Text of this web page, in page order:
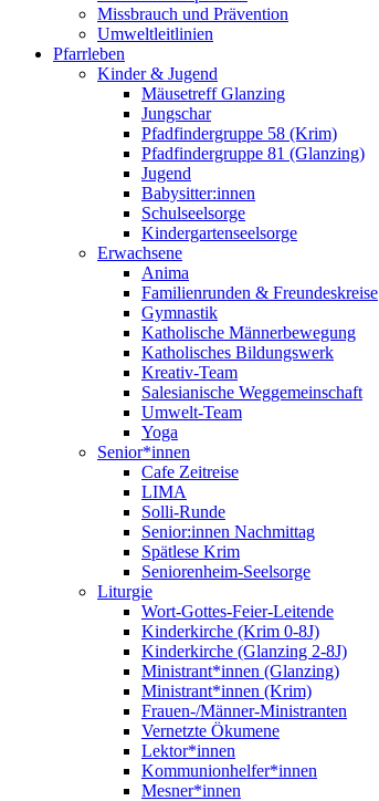
Missbrauch und Prävention
Umweltleitlinien
Pfarrleben
Kinder & Jugend
Mäusetreff Glanzing
Jungschar
Pfadfindergruppe 58 (Krim)
Pfadfindergruppe 81 (Glanzing)
Jugend
Babysitter:innen
Schulseelsorge
Kindergartenseelsorge
Erwachsene
Anima
Familienrunden & Freundeskreise
Gymnastik
Katholische Männerbewegung
Katholisches Bildungswerk
Kreativ-Team
Salesianische Weggemeinschaft
Umwelt-Team
Yoga
Senior*innen
Cafe Zeitreise
LIMA
Solli-Runde
Senior:innen Nachmittag
Spätlese Krim
Seniorenheim-Seelsorge
Liturgie
Wort-Gottes-Feier-Leitende
Kinderkirche (Krim 0-8J)
Kinderkirche (Glanzing 2-8J)
Ministrant*innen (Glanzing)
Ministrant*innen (Krim)
Frauen-/Männer-Ministranten
Vernetzte Ökumene
Lektor*innen
Kommunionhelfer*innen
Mesner*innen